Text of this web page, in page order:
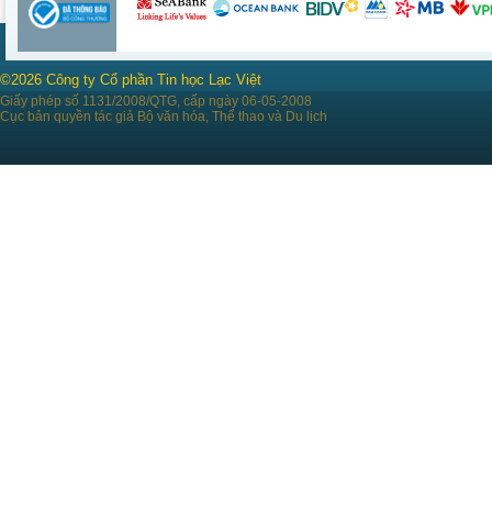
©2026 Công ty Cổ phần Tin học Lạc Việt
Giấy phép số 1131/2008/QTG, cấp ngày 06-05-2008
Cục bản quyền tác giả Bộ văn hóa, Thể thao và Du lịch